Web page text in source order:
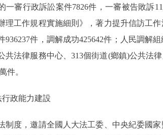
一審行政訴訟案件7826件，一審被告敗訴
理工作規程實施細則》，著力提升信訪工
936237件，調解成功425642件；人民調解
共法律服務中心、313個街道(鄉鎮)公共法
件。
政能力建設
度，邀請全國人大法工委、中央紀委國家